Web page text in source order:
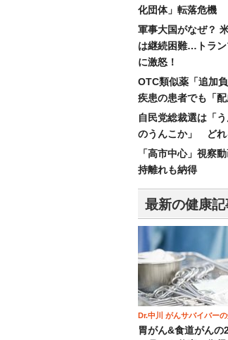
化団体」転落危機
軍事大国がなぜ？
は継続困難…トラ
に激怒！
OTC類似薬「追加
疾患の患者でも「
自民党総裁選は「
のうんこか」 どれ
「高市中心」視察
持離れも納得
最新の健康記
Dr.中川 がんサバイバー
胃がん&食道がんの